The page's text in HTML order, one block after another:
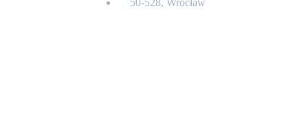
50-528, Wrocław